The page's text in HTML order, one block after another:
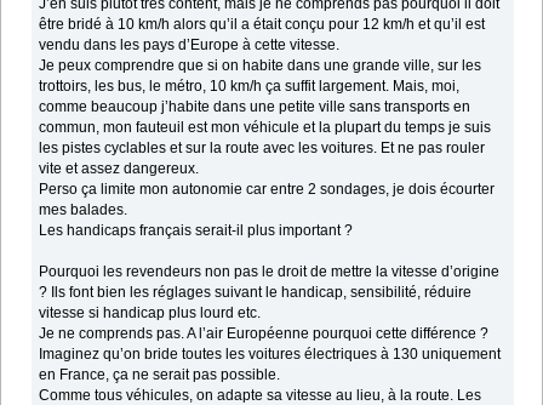
J’en suis plutôt très content, mais je ne comprends pas pourquoi il doit
être bridé à 10 km/h alors qu’il a était conçu pour 12 km/h et qu’il est
vendu dans les pays d’Europe à cette vitesse.
Je peux comprendre que si on habite dans une grande ville, sur les
trottoirs, les bus, le métro, 10 km/h ça suffit largement. Mais, moi,
comme beaucoup j’habite dans une petite ville sans transports en
commun, mon fauteuil est mon véhicule et la plupart du temps je suis
les pistes cyclables et sur la route avec les voitures. Et ne pas rouler
vite et assez dangereux.
Perso ça limite mon autonomie car entre 2 sondages, je dois écourter
mes balades.
Les handicaps français serait-il plus important ?
Pourquoi les revendeurs non pas le droit de mettre la vitesse d’origine
? Ils font bien les réglages suivant le handicap, sensibilité, réduire
vitesse si handicap plus lourd etc.
Je ne comprends pas. A l’air Européenne pourquoi cette différence ?
Imaginez qu’on bride toutes les voitures électriques à 130 uniquement
en France, ça ne serait pas possible.
Comme tous véhicules, on adapte sa vitesse au lieu, à la route. Les